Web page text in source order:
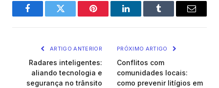
FacebookTwitter Pinterest LinkedInTumblr Email
ARTIGO ANTERIOR
Radares inteligentes:
aliando tecnologia e
segurança no trânsito
PRÓXIMO ARTIGO
Conflitos com
comunidades locais:
como prevenir litígios em